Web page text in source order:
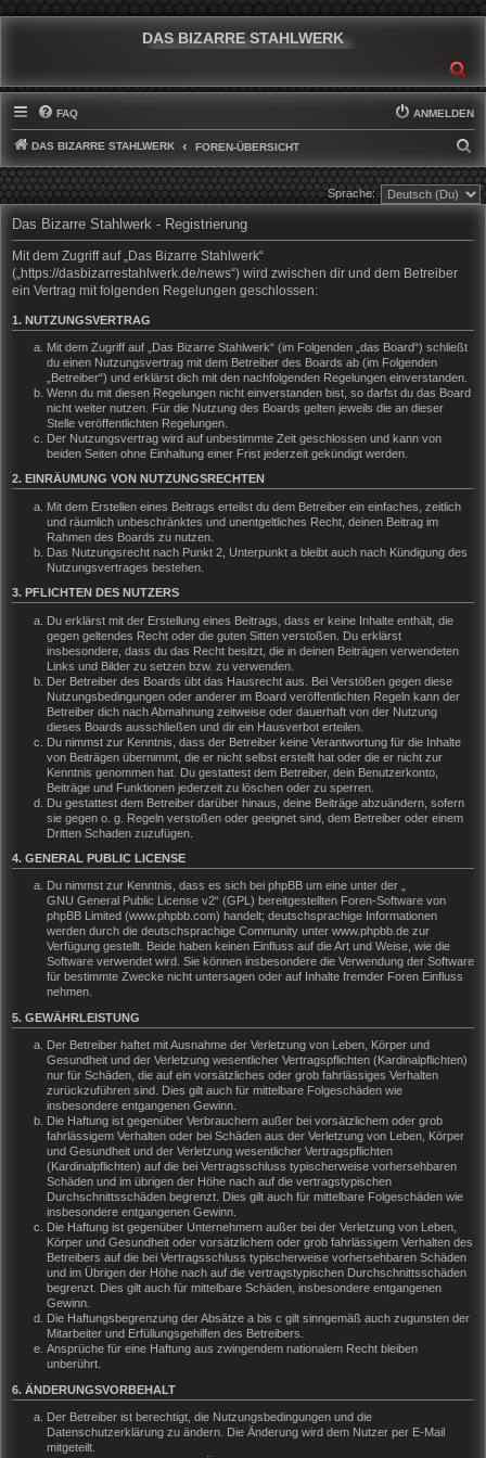
DAS BIZARRE STAHLWERK
FAQ ANMELDEN
DAS BIZARRE STAHLWERK FOREN-ÜBERSICHT
U
C
Sprache:
Das Bizarre Stahlwerk - Registrierung
Mit dem Zugriff auf „Das Bizarre Stahlwerk“
(„https://dasbizarrestahlwerk.de/news“) wird zwischen dir und dem Betreiber
ein Vertrag mit folgenden Regelungen geschlossen:
1. NUTZUNGSVERTRAG
Mit dem Zugriff auf „Das Bizarre Stahlwerk“ (im Folgenden „das Board“) schließt
du einen Nutzungsvertrag mit dem Betreiber des Boards ab (im Folgenden
„Betreiber“) und erklärst dich mit den nachfolgenden Regelungen einverstanden.
Wenn du mit diesen Regelungen nicht einverstanden bist, so darfst du das Board
nicht weiter nutzen. Für die Nutzung des Boards gelten jeweils die an dieser
Stelle veröffentlichten Regelungen.
Der Nutzungsvertrag wird auf unbestimmte Zeit geschlossen und kann von
beiden Seiten ohne Einhaltung einer Frist jederzeit gekündigt werden.
2. EINRÄUMUNG VON NUTZUNGSRECHTEN
Mit dem Erstellen eines Beitrags erteilst du dem Betreiber ein einfaches, zeitlich
und räumlich unbeschränktes und unentgeltliches Recht, deinen Beitrag im
Rahmen des Boards zu nutzen.
Das Nutzungsrecht nach Punkt 2, Unterpunkt a bleibt auch nach Kündigung des
Nutzungsvertrages bestehen.
3. PFLICHTEN DES NUTZERS
Du erklärst mit der Erstellung eines Beitrags, dass er keine Inhalte enthält, die
gegen geltendes Recht oder die guten Sitten verstoßen. Du erklärst
insbesondere, dass du das Recht besitzt, die in deinen Beiträgen verwendeten
Links und Bilder zu setzen bzw. zu verwenden.
Der Betreiber des Boards übt das Hausrecht aus. Bei Verstößen gegen diese
Nutzungsbedingungen oder anderer im Board veröffentlichten Regeln kann der
Betreiber dich nach Abmahnung zeitweise oder dauerhaft von der Nutzung
dieses Boards ausschließen und dir ein Hausverbot erteilen.
Du nimmst zur Kenntnis, dass der Betreiber keine Verantwortung für die Inhalte
von Beiträgen übernimmt, die er nicht selbst erstellt hat oder die er nicht zur
Kenntnis genommen hat. Du gestattest dem Betreiber, dein Benutzerkonto,
Beiträge und Funktionen jederzeit zu löschen oder zu sperren.
Du gestattest dem Betreiber darüber hinaus, deine Beiträge abzuändern, sofern
sie gegen o. g. Regeln verstoßen oder geeignet sind, dem Betreiber oder einem
Dritten Schaden zuzufügen.
4. GENERAL PUBLIC LICENSE
Du nimmst zur Kenntnis, dass es sich bei phpBB um eine unter der „
GNU General Public License v2“ (GPL) bereitgestellten Foren-Software von
phpBB Limited (www.phpbb.com) handelt; deutschsprachige Informationen
werden durch die deutschsprachige Community unter www.phpbb.de zur
Verfügung gestellt. Beide haben keinen Einfluss auf die Art und Weise, wie die
Software verwendet wird. Sie können insbesondere die Verwendung der Software
für bestimmte Zwecke nicht untersagen oder auf Inhalte fremder Foren Einfluss
nehmen.
5. GEWÄHRLEISTUNG
Der Betreiber haftet mit Ausnahme der Verletzung von Leben, Körper und
Gesundheit und der Verletzung wesentlicher Vertragspflichten (Kardinalpflichten)
nur für Schäden, die auf ein vorsätzliches oder grob fahrlässiges Verhalten
zurückzuführen sind. Dies gilt auch für mittelbare Folgeschäden wie
insbesondere entgangenen Gewinn.
Die Haftung ist gegenüber Verbrauchern außer bei vorsätzlichem oder grob
fahrlässigem Verhalten oder bei Schäden aus der Verletzung von Leben, Körper
und Gesundheit und der Verletzung wesentlicher Vertragspflichten
(Kardinalpflichten) auf die bei Vertragsschluss typischerweise vorhersehbaren
Schäden und im übrigen der Höhe nach auf die vertragstypischen
Durchschnittsschäden begrenzt. Dies gilt auch für mittelbare Folgeschäden wie
insbesondere entgangenen Gewinn.
Die Haftung ist gegenüber Unternehmern außer bei der Verletzung von Leben,
Körper und Gesundheit oder vorsätzlichem oder grob fahrlässigem Verhalten des
Betreibers auf die bei Vertragsschluss typischerweise vorhersehbaren Schäden
und im Übrigen der Höhe nach auf die vertragstypischen Durchschnittsschäden
begrenzt. Dies gilt auch für mittelbare Schäden, insbesondere entgangenen
Gewinn.
Die Haftungsbegrenzung der Absätze a bis c gilt sinngemäß auch zugunsten der
Mitarbeiter und Erfüllungsgehilfen des Betreibers.
Ansprüche für eine Haftung aus zwingendem nationalem Recht bleiben
unberührt.
6. ÄNDERUNGSVORBEHALT
Der Betreiber ist berechtigt, die Nutzungsbedingungen und die
Datenschutzerklärung zu ändern. Die Änderung wird dem Nutzer per E-Mail
mitgeteilt.